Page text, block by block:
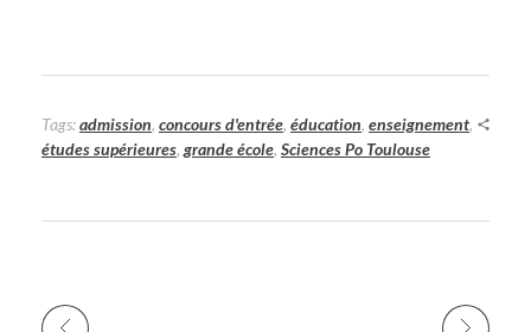
Tags:admission, concours d'entrée, éducation, enseignement,
études supérieures, grande école, Sciences Po Toulouse